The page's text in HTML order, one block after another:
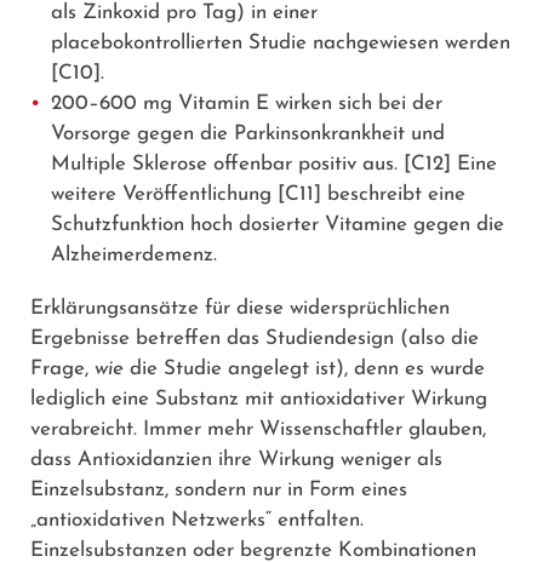
als Zinkoxid pro Tag) in einer
placebokontrollierten Studie nachgewiesen werden
[C10] .
200–600 mg Vitamin E wirken sich bei der
Vorsorge gegen die Parkinsonkrankheit und
Multiple Sklerose offenbar positiv aus.
[C12]
Eine
weitere Veröffentlichung
[C11]
beschreibt eine
Schutzfunktion hoch dosierter Vitamine gegen die
Alzheimerdemenz.
Erklärungsansätze für diese widersprüchlichen
Ergebnisse betreffen das Studiendesign (also die
Frage, wie die Studie angelegt ist), denn es wurde
lediglich eine Substanz mit antioxidativer Wirkung
verabreicht. Immer mehr Wissenschaftler glauben,
dass Antioxidanzien ihre Wirkung weniger als
Einzelsubstanz, sondern nur in Form eines
„antioxidativen Netzwerks“ entfalten.
Einzelsubstanzen oder begrenzte Kombinationen